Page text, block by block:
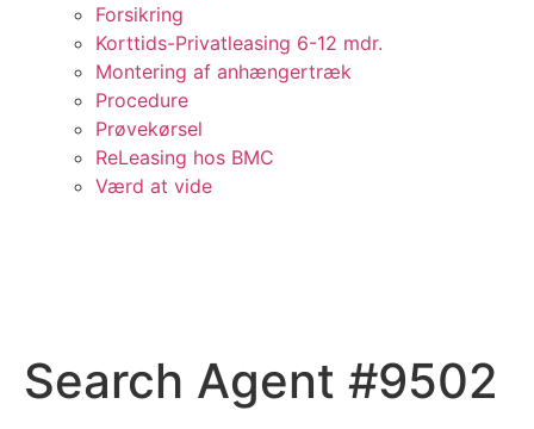
Forsikring
Korttids-Privatleasing 6-12 mdr.
Montering af anhængertræk
Procedure
Prøvekørsel
ReLeasing hos BMC
Værd at vide
Search Agent #9502